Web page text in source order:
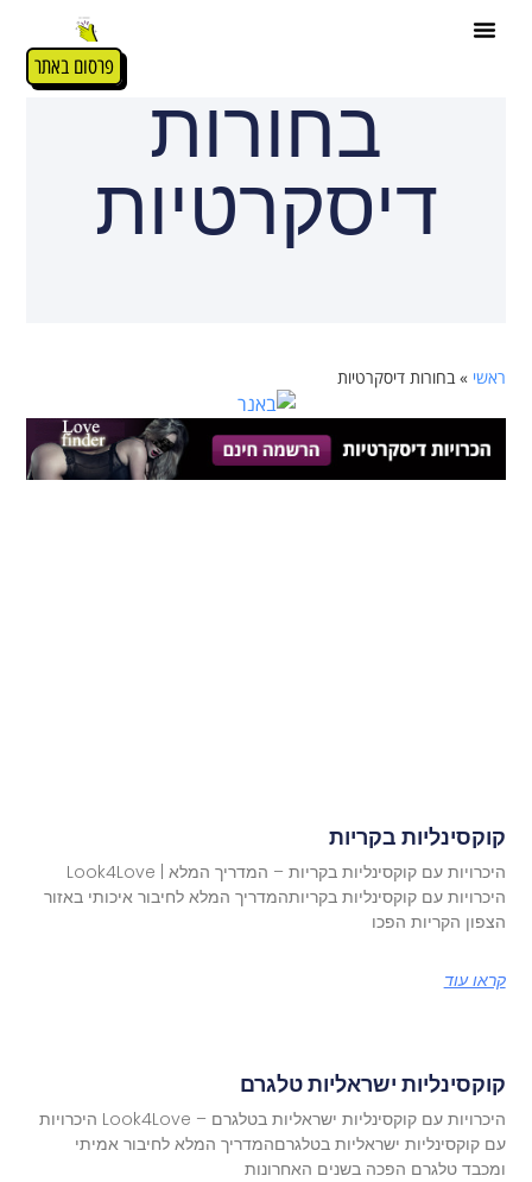
פרסום באתר
בחורות
דיסקרטיות
ראשי »בחורות דיסקרטיות
קוקסינליות בקריות
היכרויות עם קוקסינליות בקריות – המדריך המלא | Look4Love
היכרויות עם קוקסינליות בקריותהמדריך המלא לחיבור איכותי באזור
הצפון הקריות הפכו
קראו עוד
קוקסינליות ישראליות טלגרם
היכרויות עם קוקסינליות ישראליות בטלגרם – Look4Love היכרויות
עם קוקסינליות ישראליות בטלגרםהמדריך המלא לחיבור אמיתי
ומכבד טלגרם הפכה בשנים האחרונות